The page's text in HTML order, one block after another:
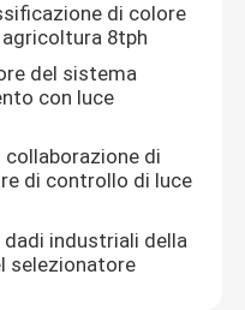
spezia
di colore
8tph
del sistema
con luce
di
di controllo di luce
industriali della
selezionatore